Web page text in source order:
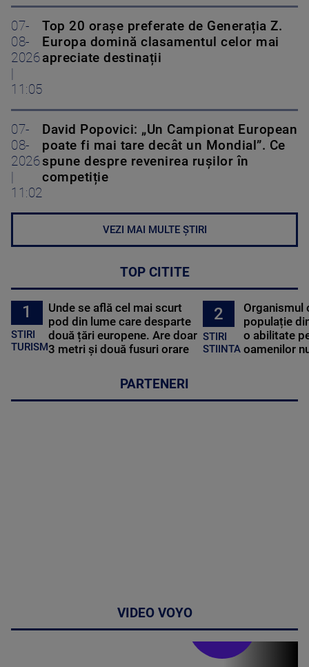
07-
08-
2026
11:05
Top 20 orașe preferate de Generația Z.
Europa domină clasamentul celor mai
apreciate destinații
07-
08-
2026
11:02
David Popovici: „Un Campionat European
poate fi mai tare decât un Mondial”. Ce
spune despre revenirea rușilor în
competiție
VEZI MAI MULTE ȘTIRI
TOP CITITE
1
STIRI
TURISM
Unde se află cel mai scurt
pod din lume care desparte
două țări europene. Are doar
3 metri și două fusuri orare
2
STIRI
STIINTA
Organismul
populație
o abilitate
oamenilor
PARTENERI
VIDEO VOYO